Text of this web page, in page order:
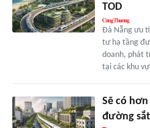
TOD
Đà Nẵng ưu
tư hạ tầng
doanh, phát
tại các khu
Sẽ có
đường